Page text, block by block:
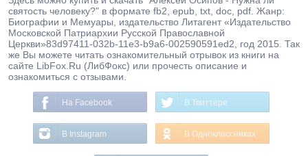
святость человеку?" в формате fb2, epub, txt, doc, pdf. Жанр:
Биографии и Мемуары, издательство Литагент «Издательство
Московской Патриархии Русской Православной
Церкви»83d97411-032b-11e3-b9a6-002590591ed2, год 2015. Так
же Вы можете читать ознакомительный отрывок из книги на
сайте LibFox.Ru (ЛибФокс) или прочесть описание и
ознакомиться с отзывами.
На Facebook В Твиттере
В Instagram В Одноклассниках